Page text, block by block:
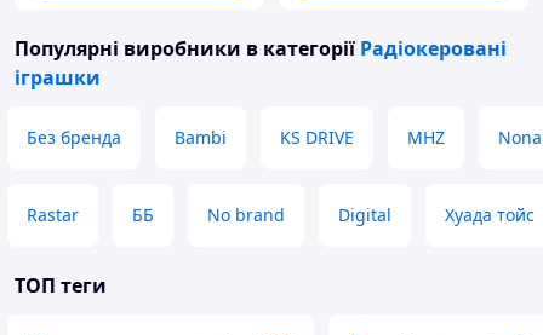
Популярні виробники в категорії Радіокеровані
іграшки
Без бренда Bambi KS DRIVE MHZ
Rastar ББ No brand Digital Хуада тойс
ТОП теги